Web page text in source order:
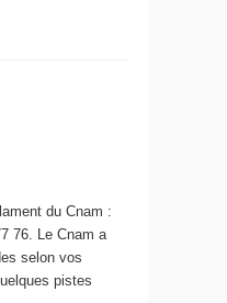
du Cnam :
76. Le Cnam a
selon vos
pistes